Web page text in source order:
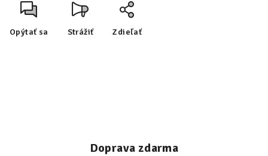
Opýtať sa Strážiť Zdieľať
Doprava zdarma